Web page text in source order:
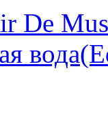
De